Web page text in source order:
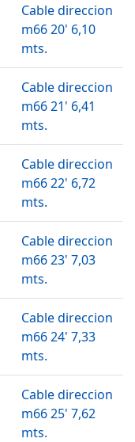
Cable direccion
m66 20' 6,10
mts.
Cable direccion
m66 21' 6,41
mts.
Cable direccion
m66 22' 6,72
mts.
Cable direccion
m66 23' 7,03
mts.
Cable direccion
m66 24' 7,33
mts.
Cable direccion
m66 25' 7,62
mts.